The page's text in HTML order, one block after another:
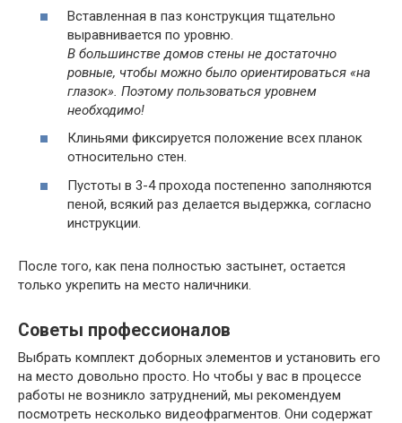
Вставленная в паз конструкция тщательно
выравнивается по уровню.
В большинстве домов стены не достаточно
ровные, чтобы можно было ориентироваться «на
глазок». Поэтому пользоваться уровнем
необходимо!
Клиньями фиксируется положение всех планок
относительно стен.
Пустоты в 3-4 прохода постепенно заполняются
пеной, всякий раз делается выдержка, согласно
инструкции.
После того, как пена полностью застынет, остается
только укрепить на место наличники.
Советы профессионалов
Выбрать комплект доборных элементов и установить его
на место довольно просто. Но чтобы у вас в процессе
работы не возникло затруднений, мы рекомендуем
посмотреть несколько видеофрагментов. Они содержат